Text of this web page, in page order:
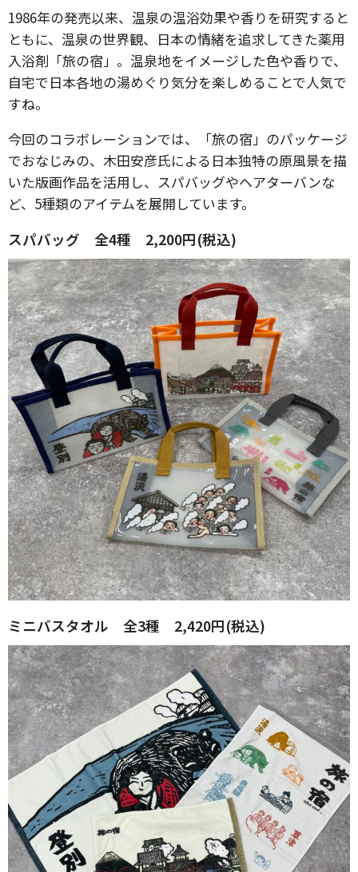
1986年の発売以来、温泉の温浴効果や香りを研究すると
ともに、温泉の世界観、日本の情緒を追求してきた薬用
入浴剤「旅の宿」。温泉地をイメージした色や香りで、
自宅で日本各地の湯めぐり気分を楽しめることで人気で
すね。
今回のコラボレーションでは、「旅の宿」のパッケージ
でおなじみの、木田安彦氏による日本独特の原風景を描
いた版画作品を活用し、スパバッグやヘアターバンな
ど、5種類のアイテムを展開しています。
スパバッグ 全4種 2,200円(税込)
ミニバスタオル 全3種 2,420円(税込)